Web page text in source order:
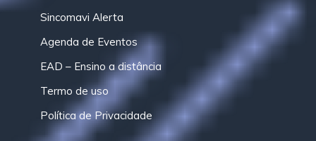
Sincomavi Alerta
Agenda de Eventos
EAD – Ensino a distância
Termo de uso
Política de Privacidade